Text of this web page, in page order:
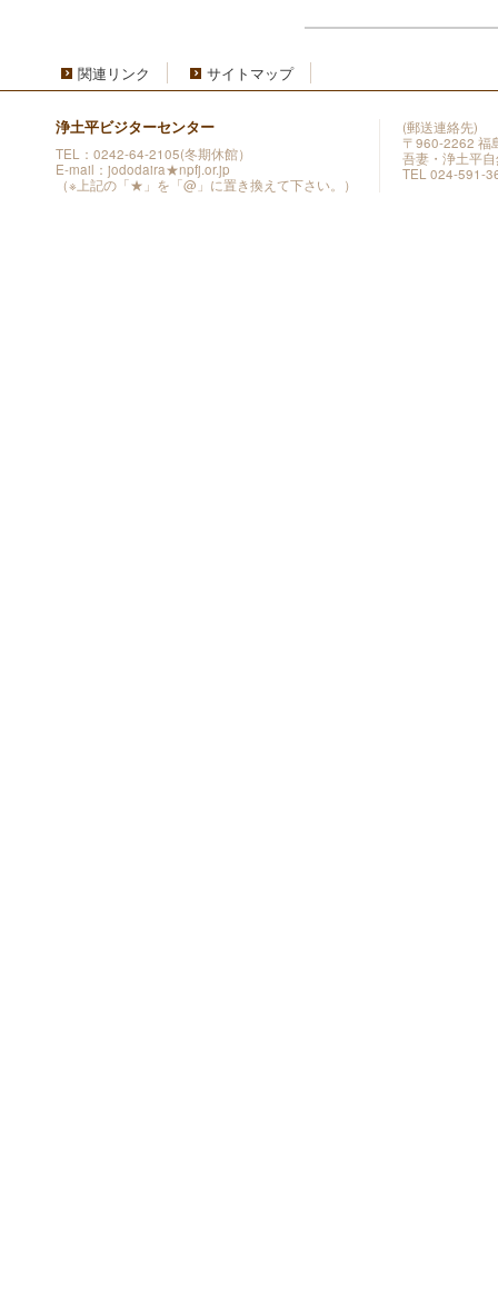
関連リンク サイトマップ
浄土平ビジターセンター
TEL：0242-64-2105(冬期休館）
E-mail：jododaira★npfj.or.jp
（※上記の「★」を「@」に置き換えて下さい。）
(郵送連絡先)
〒960-2262 福
吾妻・浄土平
TEL 024-591-